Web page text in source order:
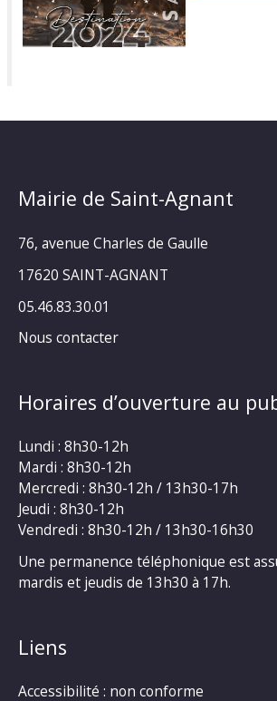
Mairie de Saint-Agnant
76, avenue Charles de Gaulle
17620 SAINT-AGNANT
05.46.83.30.01
Nous contacter
Horaires d’ouverture au
Lundi : 8h30-12h
Mardi : 8h30-12h
Mercredi : 8h30-12h / 13h30-17h
Jeudi : 8h30-12h
Vendredi : 8h30-12h / 13h30-16h30
Une permanence téléphonique est
mardis et jeudis de 13h30 à 17h.
Liens
Accessibilité : non conforme